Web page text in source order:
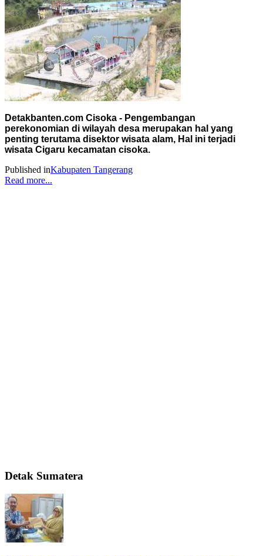
Detakbanten.com Cisoka - Pengembangan
perekonomian di wilayah desa merupakan hal yang
penting terutama disektor wisata alam, Hal ini terjadi
wisata Cigaru kecamatan cisoka.
Published inKabupaten Tangerang
Read more...
Detak Sumatera